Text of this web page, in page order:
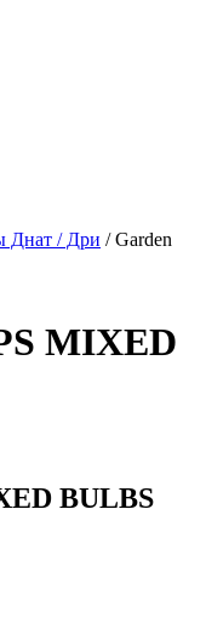
Днат / Дри /Garden
MIXED
BULBS